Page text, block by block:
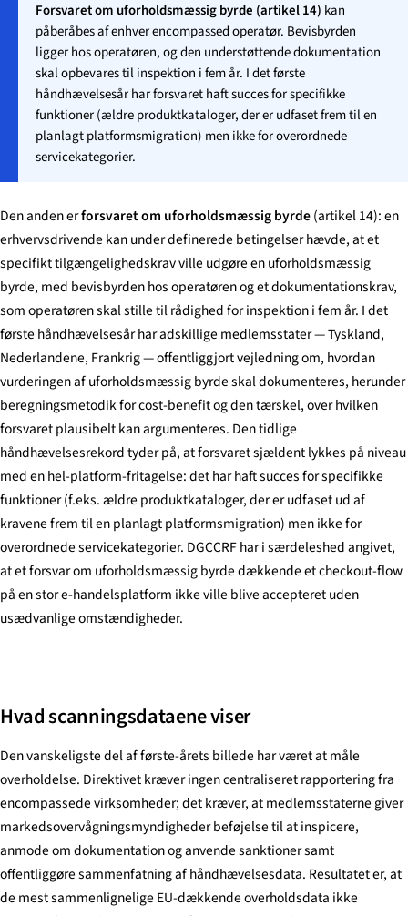
Forsvaret om uforholdsmæssig byrde (artikel 14) kan
påberåbes af enhver encompassed operatør. Bevisbyrden
ligger hos operatøren, og den understøttende dokumentation
skal opbevares til inspektion i fem år. I det første
håndhævelsesår har forsvaret haft succes for specifikke
funktioner (ældre produktkataloger, der er udfaset frem til en
planlagt platformsmigration) men ikke for overordnede
servicekategorier.
Den anden erforsvaret om uforholdsmæssig byrde(artikel 14): en
erhvervsdrivende kan under definerede betingelser hævde, at et
specifikt tilgængelighedskrav ville udgøre en uforholdsmæssig
byrde, med bevisbyrden hos operatøren og et dokumentationskrav,
som operatøren skal stille til rådighed for inspektion i fem år. I det
første håndhævelsesår har adskillige medlemsstater — Tyskland,
Nederlandene, Frankrig — offentliggjort vejledning om, hvordan
vurderingen af uforholdsmæssig byrde skal dokumenteres, herunder
beregningsmetodik for cost-benefit og den tærskel, over hvilken
forsvaret plausibelt kan argumenteres. Den tidlige
håndhævelsesrekord tyder på, at forsvaret sjældent lykkes på niveau
med en hel-platform-fritagelse: det har haft succes for specifikke
funktioner (f.eks. ældre produktkataloger, der er udfaset ud af
kravene frem til en planlagt platformsmigration) men ikke for
overordnede servicekategorier. DGCCRF har i særdeleshed angivet,
at et forsvar om uforholdsmæssig byrde dækkende et checkout-flow
på en stor e-handelsplatform ikke ville blive accepteret uden
usædvanlige omstændigheder.
Hvad scanningsdataene viser
Den vanskeligste del af første-årets billede har været at måle
overholdelse. Direktivet kræver ingen centraliseret rapportering fra
encompassede virksomheder; det kræver, at medlemsstaterne giver
markedsovervågningsmyndigheder beføjelse til at inspicere,
anmode om dokumentation og anvende sanktioner samt
offentliggøre sammenfatning af håndhævelsesdata. Resultatet er, at
de mest sammenlignelige EU-dækkende overholdsdata ikke